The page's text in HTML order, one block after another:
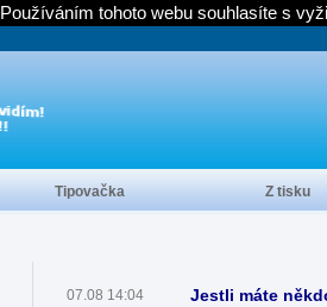
07.08 14:04 Jestli máte
Tipovačka Z tisku
Používáním tohoto webu souhlasíte s